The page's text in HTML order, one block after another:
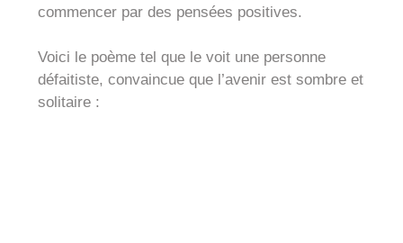
commencer par des pensées positives.
Voici le poème tel que le voit une personne
défaitiste, convaincue que l’avenir est sombre et
solitaire :